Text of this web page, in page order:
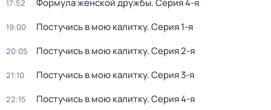
17:52 Формула женской дружбы. Серия 4-я
19:00 Постучись в мою калитку. Серия 1-я
20:05 Постучись в мою калитку. Серия 2-я
21:10 Постучись в мою калитку. Серия 3-я
22:15 Постучись в мою калитку. Серия 4-я